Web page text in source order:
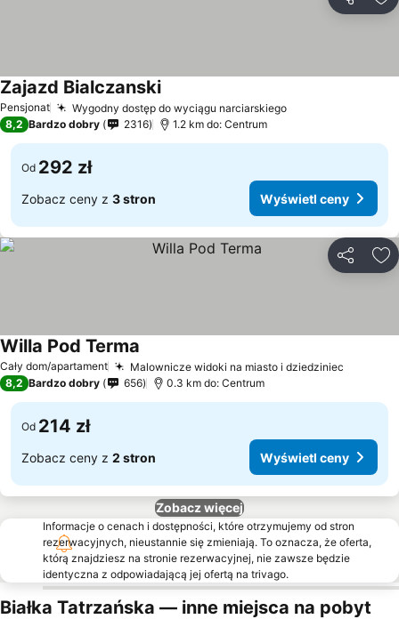
Pensjonat Wygodny dostęp do wyciągu narciarskiego
Zajazd Bialczanski
8,2 Bardzo dobry 2316 1.2 km do: Centrum
Od 292 zł
Zobacz ceny z 3 stron Wyświetl ceny
Cały dom/apartament Malownicze widoki na miasto i dziedziniec
Willa Pod Terma
8,2 Bardzo dobry 656 0.3 km do: Centrum
Od 214 zł
Zobacz ceny z 2 stron Wyświetl ceny
Zobacz więcej
Informacje o cenach i dostępności, które otrzymujemy od stron
rezerwacyjnych, nieustannie się zmieniają. To oznacza, że oferta,
którą znajdziesz na stronie rezerwacyjnej, nie zawsze będzie
identyczna z odpowiadającą jej ofertą na trivago.
Białka Tatrzańska — inne miejsca na pobyt